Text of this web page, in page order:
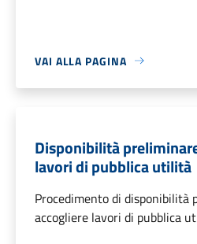
VAI ALLA PAGINA
Disponibilità
lavori di pubblica utilità
Procedimento di disponibilità
accogliere lavori di pubblica